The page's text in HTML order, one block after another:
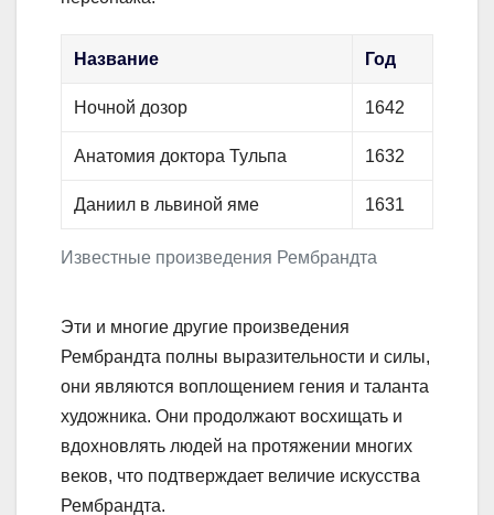
Известные произведения Рембрандта
Название Год
Ночной дозор 1642
Анатомия доктора Тульпа 1632
Даниил в львиной яме 1631
Эти и многие другие произведения
Рембрандта полны выразительности и силы,
они являются воплощением гения и таланта
художника. Они продолжают восхищать и
вдохновлять людей на протяжении многих
веков, что подтверждает величие искусства
Рембрандта.